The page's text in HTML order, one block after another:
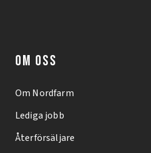
OM OSS
Om Nordfarm
Lediga jobb
Återförsäljare